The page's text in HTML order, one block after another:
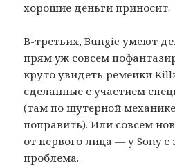
хорошие деньги приносит.
В-третьих, Bungie умеют
прям уж совсем
круто увидеть ремейки
сделанные с участием
(там по шутерной
поправить). Или совсем
от первого лица — у Sony с
проблема.